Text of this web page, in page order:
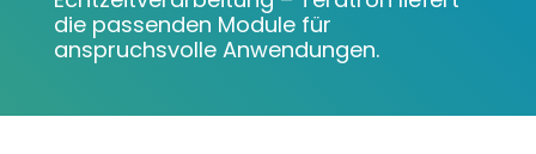
die passenden Module für
anspruchsvolle Anwendungen.